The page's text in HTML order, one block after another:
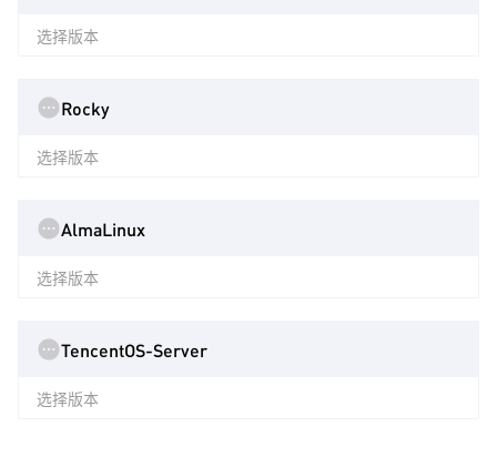
选择版本
Rocky
选择版本
AlmaLinux
选择版本
TencentOS-Server
选择版本